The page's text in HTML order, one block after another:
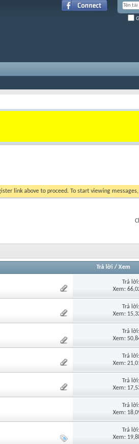
link above to proceed. To start viewing
Trả lời/ Xem
Trả
Xem:
Trả
Xem:
Trả
Xem:
Trả
Xem:
Trả
Xem:
Trả
Xem:
Trả
Xem: